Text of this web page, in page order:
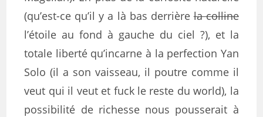
(qu’est-ce qu’il y a là bas derrièrela colline
l’étoile au fond à gauche du ciel ?), et la
totale liberté qu’incarne à la perfection Yan
Solo (il a son vaisseau, il poutre comme il
veut qui il veut et fuck le reste du world), la
possibilité de richesse nous pousserait à